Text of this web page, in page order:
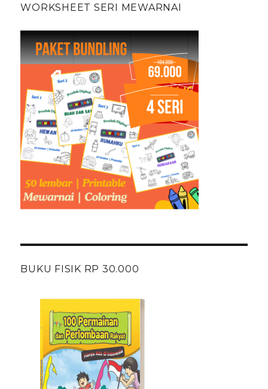
WORKSHEET SERI MEWARNAI
BUKU FISIK RP 30.000